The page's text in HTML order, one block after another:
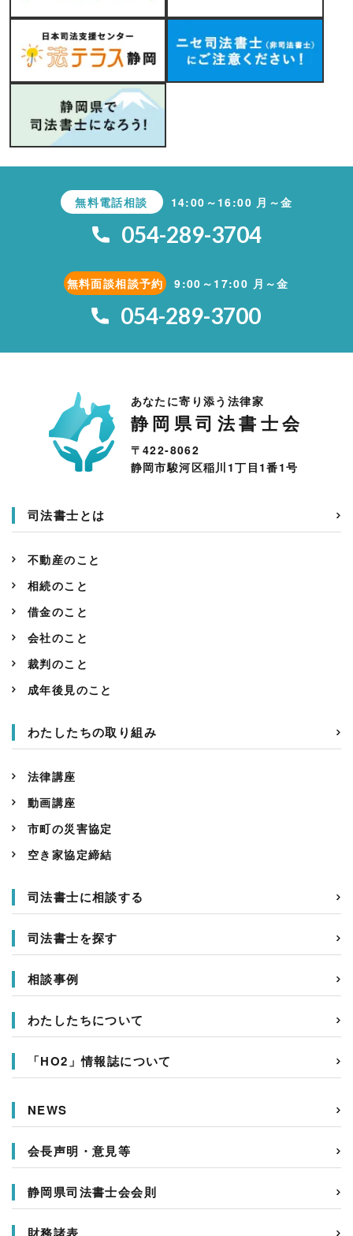
無料電話相談 14:00～16:00 月～金
054-289-3704
無料面談相談予約 9:00～17:00 月～金
054-289-3700
あなたに寄り添う法律家
静岡県司法書士会
〒422-8062
静岡市駿河区稲川1丁目1番1号
司法書士とは
不動産のこと
相続のこと
借金のこと
会社のこと
裁判のこと
成年後見のこと
わたしたちの取り組み
法律講座
動画講座
市町の災害協定
空き家協定締結
司法書士に相談する
司法書士を探す
相談事例
わたしたちについて
「HO2」情報誌について
NEWS
会長声明・意見等
静岡県司法書士会会則